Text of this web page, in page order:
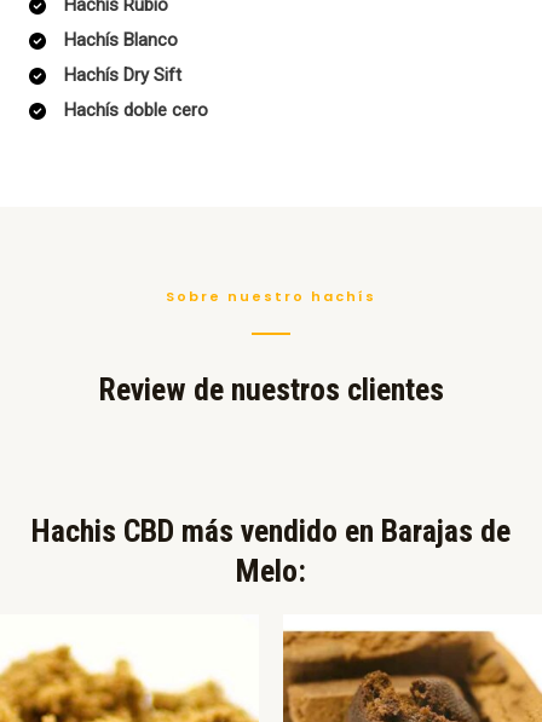
Hachís Rubio
Hachís Blanco
Hachís Dry Sift
Hachís doble cero
Sobre nuestro hachís
Review de nuestros clientes
Hachis CBD más vendido en Barajas de
Melo:​